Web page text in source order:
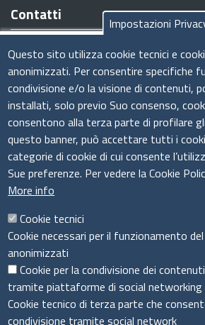
Contatti
Cagliari (CA)
Tel:070.34961
Codice Fiscale e Partita IVA:
E-Mail:amministrazione@csimprese.it
Pec: amministrazione@pec.csimprese.it
Sito web: www.csimprese.it
Seguici su
Sito web
Impostazioni
Questo sito utilizza cookie tecnici e
anonimizzati. Per consentire specifiche
condivisione e/o la visione di contenuti,
installati, solo previo Suo consenso,
consentono alla terza parte di profilare
questo banner, può accettare tutti i
categorie di cookie di cui consente
Sue preferenze. Per vedere la Cookie
More info
Cookie tecnici
Cookie necessari per il funzionamento
anonimizzati
Cookie per la condivisione dei
tramite piattaforme di social networking
Cookie tecnico di terza parte che
condivisione tramite social network